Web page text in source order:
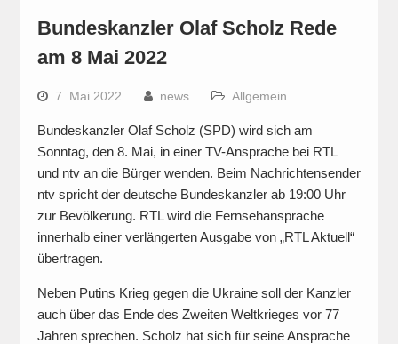
Bundeskanzler Olaf Scholz Rede
am 8 Mai 2022
7. Mai 2022 news Allgemein
Bundeskanzler Olaf Scholz (SPD) wird sich am
Sonntag, den 8. Mai, in einer TV-Ansprache bei RTL
und ntv an die Bürger wenden. Beim Nachrichtensender
ntv spricht der deutsche Bundeskanzler ab 19:00 Uhr
zur Bevölkerung. RTL wird die Fernsehansprache
innerhalb einer verlängerten Ausgabe von „RTL Aktuell“
übertragen.
Neben Putins Krieg gegen die Ukraine soll der Kanzler
auch über das Ende des Zweiten Weltkrieges vor 77
Jahren sprechen. Scholz hat sich für seine Ansprache